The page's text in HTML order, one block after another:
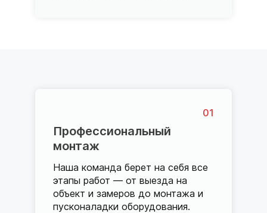
01
Профессиональный
монтаж
Наша команда берет на себя все
этапы работ — от выезда на
объект и замеров до монтажа и
пусконаладки оборудования.